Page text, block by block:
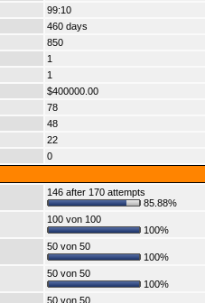
99:10
460 days
850
1
1
$400000.00
78
48
22
0
146 after 170 attempts
85.88%
100 von 100
100%
50 von 50
100%
50 von 50
100%
50 von 50